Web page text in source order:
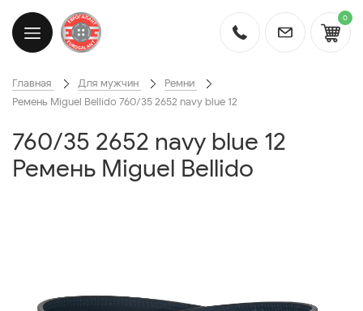
0
Главная Для мужчин
Ремни
Ремень Miguel Bellido 760/35 2652 navy blue 12
760/35 2652 navy blue 12
Ремень Miguel Bellido